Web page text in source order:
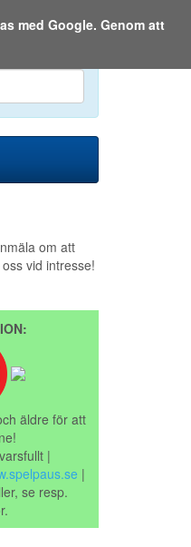
8 augusti 2026
om att
vid intresse!
äldre för att
|
|
se resp.
med Google. Genom att